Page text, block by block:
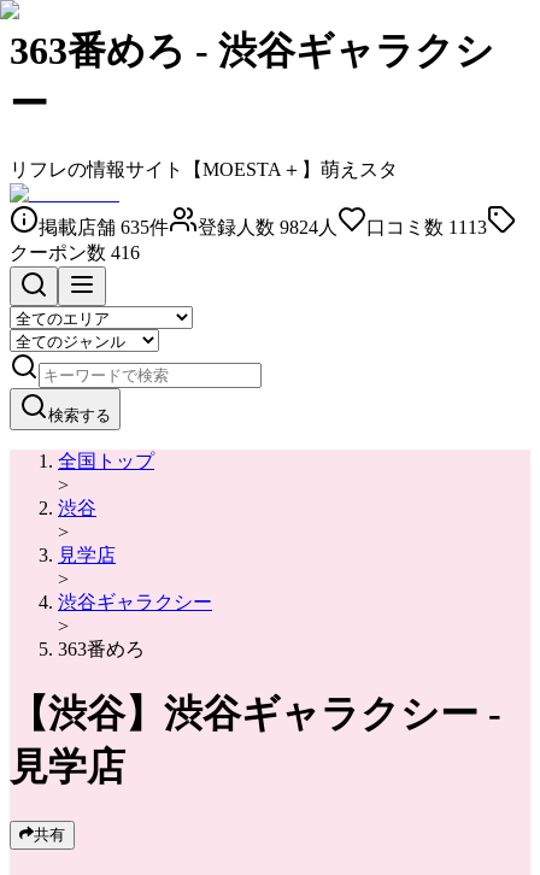
363番めろ - 渋谷ギャラクシ
ー
リフレの情報サイト【MOESTA＋】萌えスタ
掲載店舗 635件 登録人数 9824人 口コミ数 1113
クーポン数 416
検索する
全国トップ
>
渋谷
>
見学店
>
渋谷ギャラクシー
>
363番めろ
【渋谷】 渋谷ギャラクシー -
見学店
共有